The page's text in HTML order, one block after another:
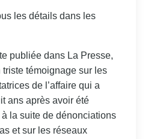
les détails dans les
publiée dans La Presse,
témoignage sur les
de l’affaire qui a
ans après avoir été
la suite de dénonciations
et sur les réseaux